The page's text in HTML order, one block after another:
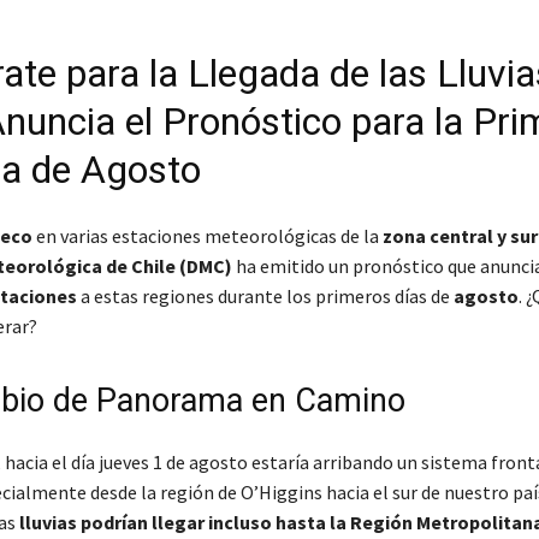
para la Llegada de las
el Pronóstico para la
de Agosto
en varias estaciones meteorológicas de la zona central y
de Chile (DMC) ha emitido un pronóstico que
a estas regiones durante los primeros días de agosto.
de Panorama en Camino
hacia el día jueves 1 de agosto estaría arribando un sistema
desde la región de O’Higgins hacia el sur de nuestro
lluvias podrían llegar incluso hasta la Región